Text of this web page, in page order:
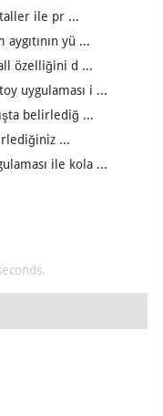
ile pr ...
aygıtının yü ...
özelliğini d ...
uygulaması i ...
belirlediğ ...
...
ile kola ...